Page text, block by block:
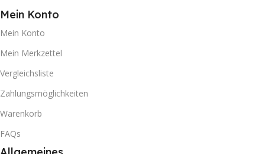
Mein Konto
Mein Konto
Mein Merkzettel
Vergleichsliste
Zahlungsmöglichkeiten
Warenkorb
FAQs